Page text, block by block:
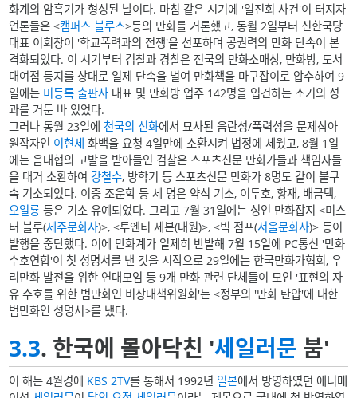
화계의 암흑기가 형성된 날이다. 마침 같은 시기에 '일진회 사건'이 터지자
언론들은 <캠퍼스 블루스>등의 만화를 거론했고, 동월 2일부터 신한국당
대표 이회창이 '학교폭력과의 전쟁'을 선포하며 공권력의 만화 단속이 본
격화되었다. 이 시기부터 검찰과 경찰은 전국의 만화소매상, 만화방, 도서
대여점 등지를 상대로 일제 단속을 벌여 만화책을 마구잡이로 압수하여 9
일에는 미등록 출판사 대표 및 만화방 업주 142명을 입건하는 소기의 성
과를 거둔 바 있었다.
그러나 동월 23일에 천국의 신화에서 묘사된 음란성/폭력성을 문제삼아
원작자인 이현세 화백을 요청 4일만에 소환시켜 법정에 세웠고, 8월 1일
에는 음대협의 고발을 받아들인 검찰은 스포츠신문 만화가들과 책임자들
을 대거 소환하여 강철수, 방학기 등 스포츠신문 만화가 8명도 같이 불구
속 기소되었다. 이중 조운학 등 세 명은 약식 기소, 이두호, 황재, 배금택,
오일룡 등은 기소 유예되었다. 그리고 7월 31일에는 성인 만화잡지 <미스
터 블루(세주문화사)>, <투엔티 세븐(대원)>, <빅 점프(서울문화사)> 등이
발행을 중단했다. 이에 만화계가 일제히 반발해 7월 15일에 PC통신 '만화
수호연합'이 첫 성명서를 낸 것을 시작으로 29일에는 한국만화가협회, 우
리만화 발전을 위한 연대모임 등 9개 만화 관련 단체들이 모인 '표현의 자
유 수호를 위한 범만화인 비상대책위원회'는 <정부의 '만화 탄압'에 대한
범만화인 성명서>를 냈다.
3.3. 한국에 몰아닥친 '세일러문 붐'
이 해는 4월경에 KBS 2TV를 통해서 1992년 일본에서 방영하였던 애니메